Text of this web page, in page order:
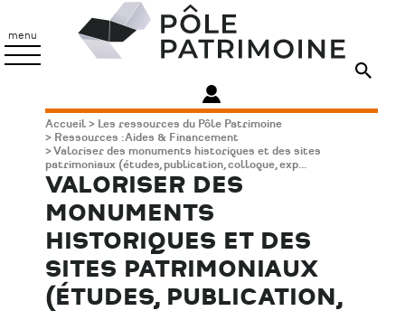
contenu
principal
menu
Patrimoine
Fil
d'Ariane
Accueil
Les ressources du Pôle Patrimoine
Ressources : Aides & Financement
Valoriser des monuments historiques et des sites
patrimoniaux (études, publication, colloque, exp...
VALORISER DES
MONUMENTS
HISTORIQUES ET DES
SITES PATRIMONIAUX
(ÉTUDES, PUBLICATION,